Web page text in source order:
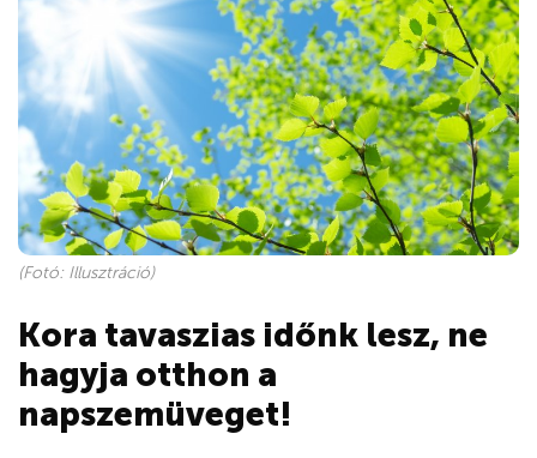
(Fotó: Illusztráció)
Kora tavaszias időnk lesz, ne
hagyja otthon a
napszemüveget!